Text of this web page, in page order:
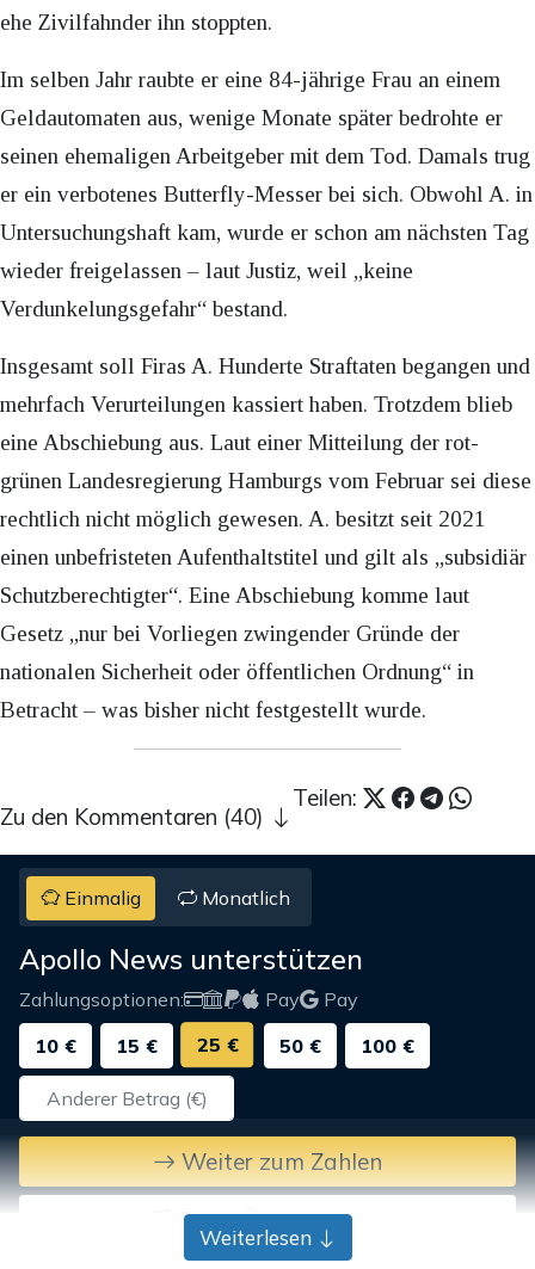
ehe Zivilfahnder ihn stoppten.
Im selben Jahr raubte er eine 84-jährige Frau an einem
Geldautomaten aus, wenige Monate später bedrohte er
seinen ehemaligen Arbeitgeber mit dem Tod. Damals trug
er ein verbotenes Butterfly-Messer bei sich. Obwohl A. in
Untersuchungshaft kam, wurde er schon am nächsten Tag
wieder freigelassen – laut Justiz, weil „keine
Verdunkelungsgefahr“ bestand.
Insgesamt soll Firas A. Hunderte Straftaten begangen und
mehrfach Verurteilungen kassiert haben. Trotzdem blieb
eine Abschiebung aus. Laut einer Mitteilung der rot-
grünen Landesregierung Hamburgs vom Februar sei diese
rechtlich nicht möglich gewesen. A. besitzt seit 2021
einen unbefristeten Aufenthaltstitel und gilt als „subsidiär
Schutzberechtigter“. Eine Abschiebung komme laut
Gesetz „nur bei Vorliegen zwingender Gründe der
nationalen Sicherheit oder öffentlichen Ordnung“ in
Betracht – was bisher nicht festgestellt wurde.
Teilen:
Zu den Kommentaren (40)
Einmalig Monatlich
Apollo News unterstützen
Zahlungsoptionen: Pay
Pay
10 €
15 € 25 € 50 € 100 €
Weiter zum Zahlen
Bank-Überweisung
Weiterlesen